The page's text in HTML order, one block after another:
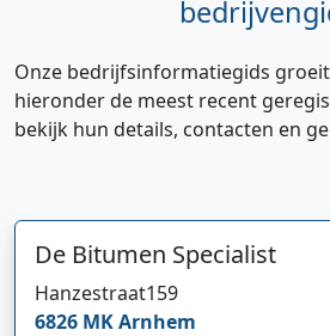
Onze bedrijfsinformatiegids
hieronder de meest recent
bekijk hun details, contacten en
De Bitumen Specialist
Hanzestraat159
6826 MKArnhem